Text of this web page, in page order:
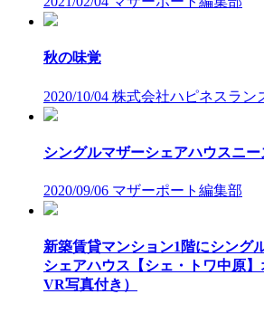
秋の味覚
2020/10/04 株式会社ハピネスラン
シングルマザーシェアハウスニー
2020/09/06 マザーポート編集部
新築賃貸マンション1階にシング
シェアハウス【シェ・トワ中原
VR写真付き）